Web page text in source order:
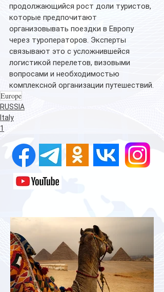
продолжающийся рост доли туристов,
которые предпочитают
организовывать поездки в Европу
через туроператоров. Эксперты
связывают это с усложнившейся
логистикой перелетов, визовыми
вопросами и необходимостью
комплексной организации путешествий.
Europe
RUSSIA
Italy
1